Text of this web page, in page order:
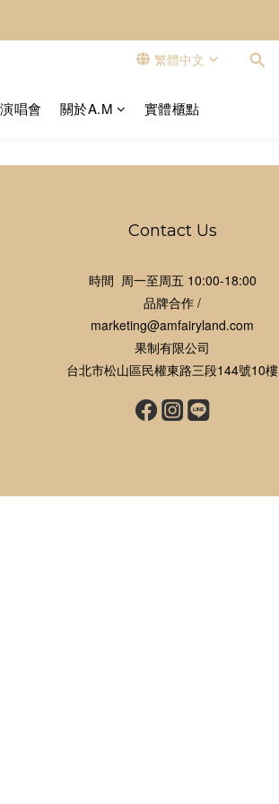
繁體中文
唱會 關於A.M 實體櫃點
Contact Us
時間 周一至周五 10:00-18:00
品牌合作 /
marketing@amfairyland.com
果制有限公司
台北市松山區民權東路三段144號10樓